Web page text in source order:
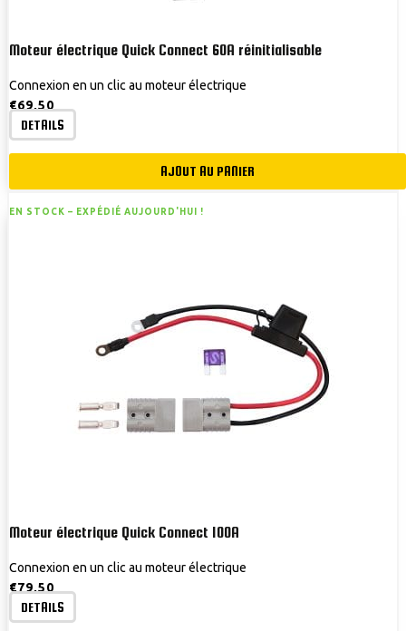
Moteur électrique Quick Connect 60A réinitialisable
Connexion en un clic au moteur électrique
€69,50
DETAILS
AJOUT AU PANIER
EN STOCK – EXPÉDIÉ AUJOURD'HUI !
Moteur électrique Quick Connect 100A
Connexion en un clic au moteur électrique
€79,50
DETAILS